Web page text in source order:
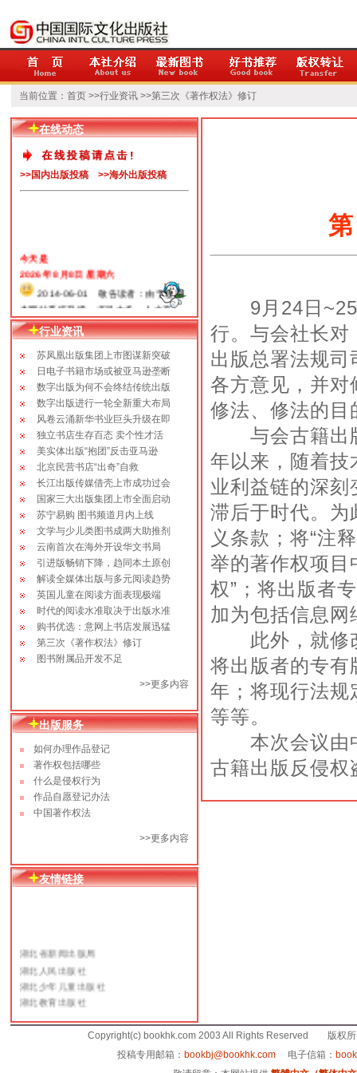
当前位置： 首页 >>行业资讯 >>第三次《著作权法》修订
在线动态
>>国内出版投稿 >>海外出版投稿
今天是
2026年 8月8日 星期六
2014-06-01 敬告读者：由于近期
本网站系统升级，书目太多，人力有
限，出版社决定暂将超过一年以上的书
目在相关栏目暂时下线。如果您需要在
此范围内的书目，请联系我们工作人
员。
2010-07-15 成立十周年-回报作者
大赠书活动！
2013-11-08 征稿：《中国实力派
书画家》丛书征稿启事！
2012-08-16 严正申明：凡属我社
正式合格出版物，我社在核准、备案的
基础上，均在“版权查询”栏目予以公开
展示，欢迎广大读者监督、查询！
行业资讯
苏凤凰出版集团上市图谋新突破
日电子书籍市场或被亚马逊垄断
数字出版为何不会终结传统出版
数字出版进行一轮全新重大布局
风卷云涌新华书业巨头升级在即
独立书店生存百态 卖个性才活
美实体出版“抱团”反击亚马逊
北京民营书店“出奇”自救
长江出版传媒借壳上市成功过会
国家三大出版集团上市全面启动
苏宁易购 图书频道月内上线
文学与少儿类图书成两大助推剂
云南首次在海外开设华文书局
引进版畅销下降，趋同本土原创
解读全媒体出版与多元阅读趋势
英国儿童在阅读方面表现极端
时代的阅读水准取决于出版水准
购书优选：意网上书店发展迅猛
第三次《著作权法》修订
图书附属品开发不足
>>更多内容
出版服务
如何办理作品登记
著作权包括哪些
什么是侵权行为
作品自愿登记办法
中国著作权法
>>更多内容
友情链接
湖北省新闻出版局
湖北人民出版社
湖北少年儿童出版社
湖北教育出版社
9月24日~25
行。与会社长对
出版总署法规
各方意见，并对
修法、修法的目
与会古籍出版
年以来，随着技
业利益链的深
滞后于时代。为
义条款；将“注
举的著作权项目
权”；将出版者
加为包括信息
此外，就修改
将出版者的专有
年；将现行法规
等等。
本次会议由中
古籍出版反侵权
Copyright(c) bookhk.com 2003 All Rights Reserved 版权
投稿专用邮箱： bookbj@bookhk.com 电子信箱：